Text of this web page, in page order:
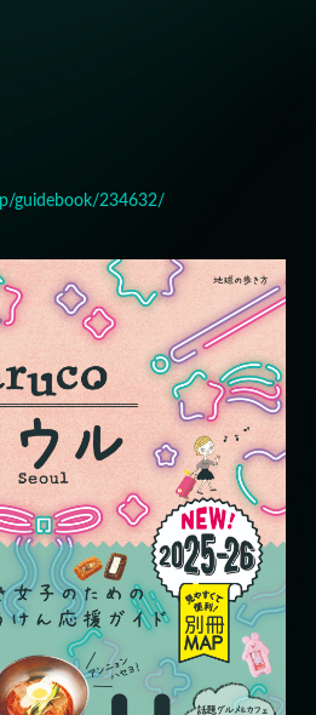
guidebook/234632/